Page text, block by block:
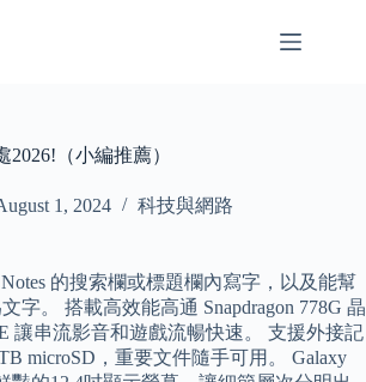
（小編推薦）
1, 2024 科技與網路
Notes 的搜索欄或標題欄內寫字，以及能幫
字。 搭載高效能高通 Snapdragon 778G 晶
讓串流影音和遊戲流暢快速。 支援外接記
microSD，重要文件隨手可用。 Galaxy